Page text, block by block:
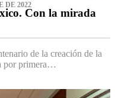
DE 2022
Con la mirada
de la creación de la
por primera…